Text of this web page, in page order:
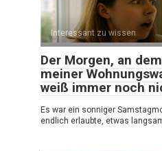
Interessant zu wissen
Der Morgen, an
meiner
weiß immer noch
Es war ein sonniger
endlich erlaubte, etwas